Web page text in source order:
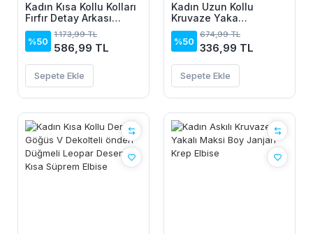
Kadın Kısa Kollu Kolları
Fırfır Detay Arkası
Bağlamalı Leopar
Desen Kolsuz Mini
Mikro Elbise
%50
1.173,99 TL
586,99 TL
Sepete Ekle
Kadın Uzun Kollu
Kruvaze Yaka
Yanlardan Büzgülü
Kadife Elbise
%50
674,99 TL
336,99 TL
Sepete Ekle